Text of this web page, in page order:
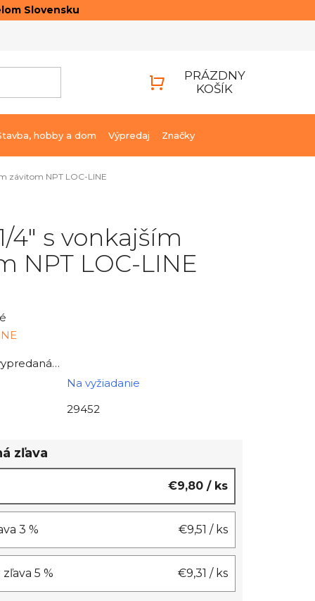
Slovensku
KOŠÍK
PRÁZDNY
KOŠÍK
hobby a dom Výpredaj Značky
závitom NPT LOC-LINE
4" s vonkajším
NPT LOC-LINE
Na vyžiadanie
29452
zľava
€9,80 / ks
3 % €9,51 / ks
zľava 5 % €9,31 / ks